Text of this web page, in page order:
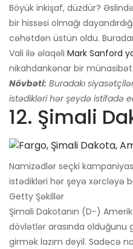
Böyük inkişaf, düzdür?
bir hissəsi olmağı
cəhətdən üstün oldu.
Vali ilə əlaqəli Mark Sanford
nikahdankənar bir
Növbəti: Buradakı
istədikləri hər şeydə istifadə
12. Şimali
Namizədlər seçki
istədikləri hər şeyə xərcləyə
Getty Şəkillər
Şimali Dakotanın (D−)
dövlətlər arasında olduğunu
girmək lazım deyil. Sadəcə